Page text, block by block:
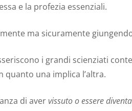
e la profezia essenziali.
ma sicuramente
i grandi scienziati
quanto una implica l’altra.
di avervissuto o essere